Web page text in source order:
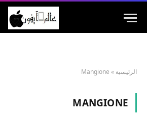
الرئيسية »
Mangione
MANGIONE